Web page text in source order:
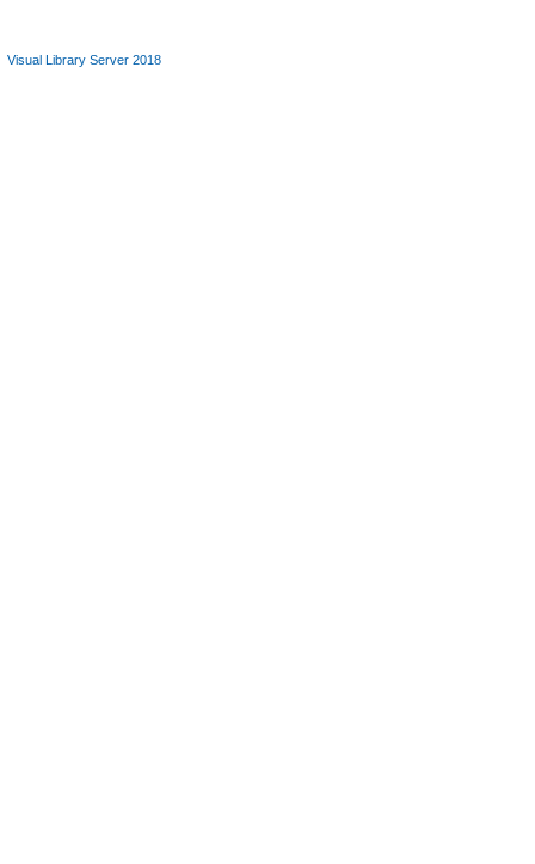
Visual Library Server 2018